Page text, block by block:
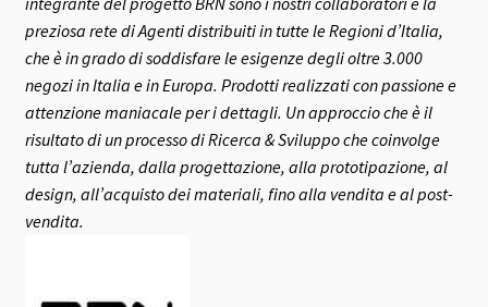
preziosa rete di Agenti distribuiti in tutte le Regioni d’Italia,
che è in grado di soddisfare le esigenze degli oltre 3.000
negozi in Italia e in Europa. Prodotti realizzati con passione e
attenzione maniacale per i dettagli. Un approccio che è il
risultato di un processo di Ricerca & Sviluppo che coinvolge
tutta l’azienda, dalla progettazione, alla prototipazione, al
design, all’acquisto dei materiali, fino alla vendita e al post-
vendita.